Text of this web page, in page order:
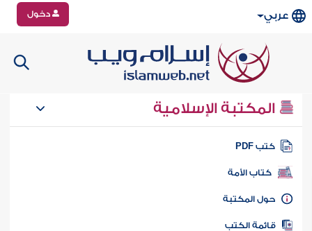
عربي دخول
المكتبة الإسلامية
كتب PDF
كتاب الأمة
المكتبة